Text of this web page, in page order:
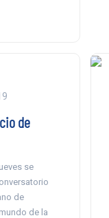
de
se
de
de la